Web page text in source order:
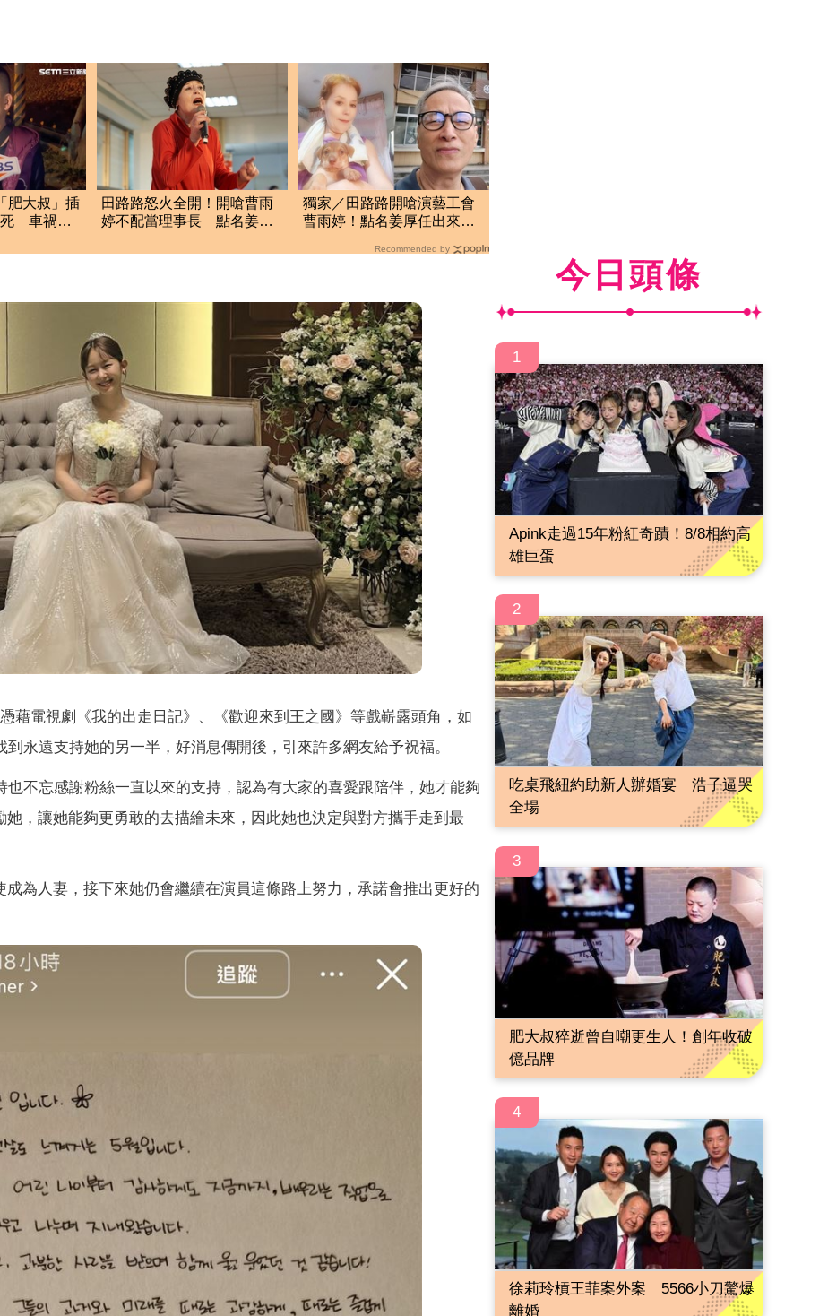
肥大叔」插
死 車禍
田路路怒火全開！開嗆曹雨
婷不配當理事長 點名姜厚
獨家／田路路開嗆演藝工會
曹雨婷！點名姜厚任出來
Recommended by
憑藉電視劇《我的出走日記》、《歡迎來到王之國》等戲嶄露頭角，如
永遠支持她的另一半，好消息傳開後，引來許多網友給予祝福。
也不忘感謝粉絲一直以來的支持，認為有大家的喜愛跟陪伴，她才能夠
，讓她能夠更勇敢的去描繪未來，因此她也決定與對方攜手走到最
為人妻，接下來她仍會繼續在演員這條路上努力，承諾會推出更好的
今日頭條
1
Apink走過15年粉紅奇蹟！8/8相約高
雄巨蛋
2
吃桌飛紐約助新人辦婚宴 浩子逼哭
全場
3
肥大叔猝逝曾自嘲更生人！創年收破
億品牌
4
徐莉玲槓王菲案外案 5566小刀驚爆
離婚